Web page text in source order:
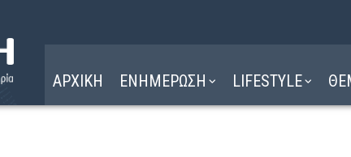
ΑΡΧΙΚΗ ΕΝΗΜΕΡΩΣΗ LIFESTYLE